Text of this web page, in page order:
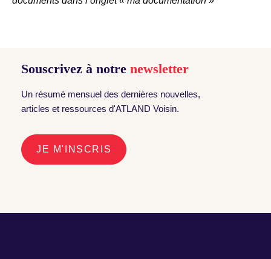
Souscrivez à notre newsletter
Un résumé mensuel des dernières nouvelles,
articles et ressources d'ATLAND Voisin.
JE M'INSCRIS